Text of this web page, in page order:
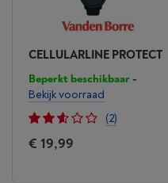
CELLULARLINE PROTECT
Beperkt beschikbaar-
Bekijk voorraad
(2)
€ 19,99